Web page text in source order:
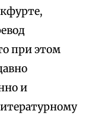
при этом
и